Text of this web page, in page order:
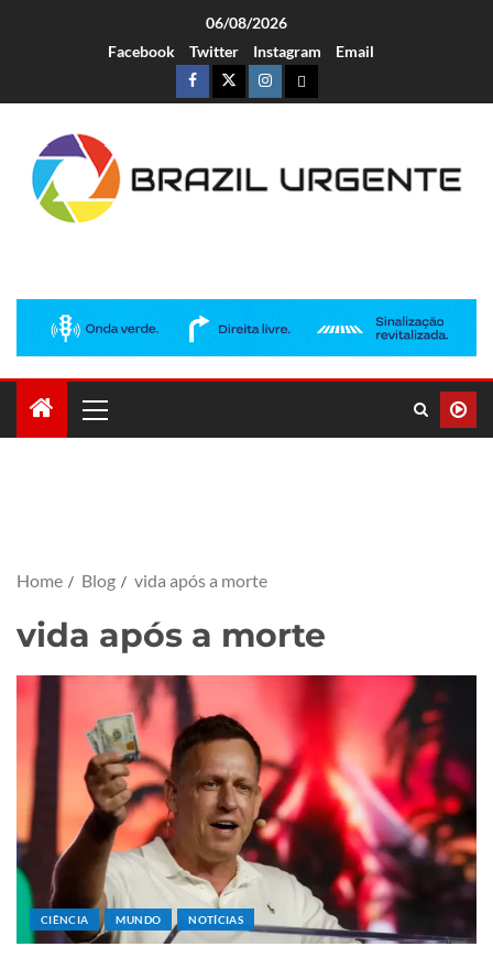
06/08/2026
Facebook
Twitter Instagram Email
Home Blog vida após a morte
vida após a morte
CIÊNCIA MUNDO NOTÍCIAS